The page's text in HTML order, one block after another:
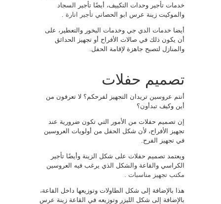
خدمات تأجير وحدات التكييف، أيضًا تأجير السجاد
والموكيت زينة عرس ابو الحصاني تأجير انارة
أيضا خدمات الدي جي وخدمات البخور والتعطير، على
أن يكون ذلك في صالات الأفراح أو تجهيز الحدائق
والمنازل لتصبح جاهزة لإقامة الحفل.
تصميم حفلات
أنتم عروسين تريدان التجهيز لفرحكم؟ لا تعرفون من
أين وكيف تبدأون؟
إن تصميم حفلات من الأمور التي تكون ضرورية عند
تجهيز الأفراح، لأن شكل الحفل من أولويات العروسين
في تجهيز الفرح.
ويعتمد تصميم حفلات على شكل الزينة وأيضًا تأجير
الكراسي والقاعة والشكل الذي يرغب فيه العروسين
مكتب تجهيز مناسبات
هذا بالإضافة إلى شكل الطاولات وتوزيعها داخل القاعة،
بالإضافة إلى شكل الليزر وتوزيعه في القاعة زينة عرس